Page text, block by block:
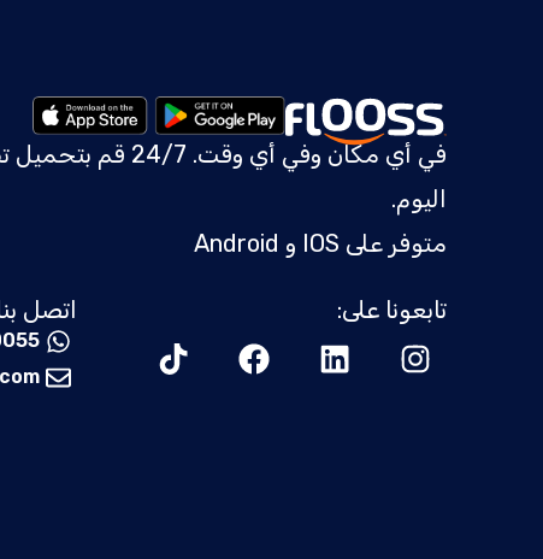
في أي مكان وفي أي وقت. 24/7 قم بتحميل
اليوم.
متوفر على IOS و Android
تابعونا على: اتصل